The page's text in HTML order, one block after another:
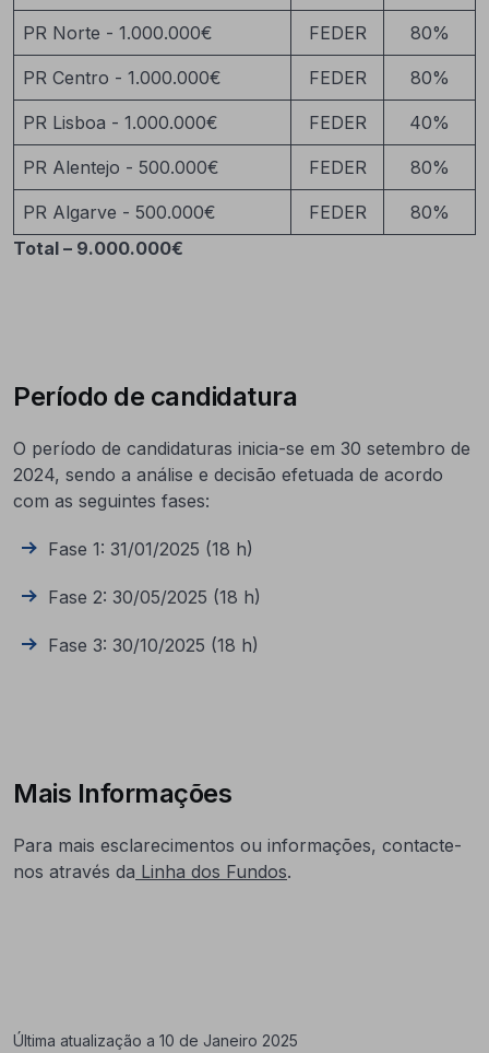
PR Norte - 1.000.000€ FEDER 80%
PR Centro - 1.000.000€ FEDER 80%
PR Lisboa - 1.000.000€ FEDER 40%
PR Alentejo - 500.000€ FEDER 80%
PR Algarve - 500.000€ FEDER
80%
Total – 9.000.000€
Período de candidatura
O período de candidaturas inicia-se em 30 setembro de
2024, sendo a análise e decisão efetuada de acordo
com as seguintes fases:
Fase 1: 31/01/2025 (18 h)
Fase 2: 30/05/2025 (18 h)
Fase 3: 30/10/2025 (18 h)
Mais Informações
Para mais esclarecimentos ou informações, contacte-
nos através da Linha dos Fundos.
Última atualização a 10 de Janeiro 2025